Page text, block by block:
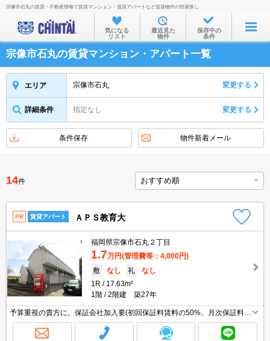
お部屋を探す
沿線・駅から
住所から
物件特集から
不動産会社から
TOP
宗像市石丸の賃貸・不動産情報で賃貸マンション・賃貸アパートなど賃貸物件の部屋探し
気になる
リスト
最近見た
物件
保存中の
条件
宗像市石丸の賃貸マンション・アパート一覧
エリア 宗像市石丸 変更する
詳細条件 指定なし 変更する
条件保存 物件新着メール
14件
PR 賃貸アパート ＡＰＳ教育大
福岡県宗像市石丸２丁目
1.7万円(管理費等：4,000円)
敷
なし 礼
なし
1R
17.63m²
1階
2階建 築27年
予算重視の貴方に。保証会社加入要(初回保証料賃料の50%、月次保証料
1%)。